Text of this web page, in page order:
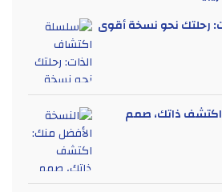
رحلتك نحو نسخة أقوى
ذاتك، صمم